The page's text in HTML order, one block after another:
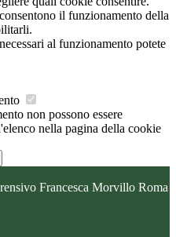
il funzionamento della
al funzionamento potete
non possono essere
nella pagina della cookie
Francesca Morvillo Roma